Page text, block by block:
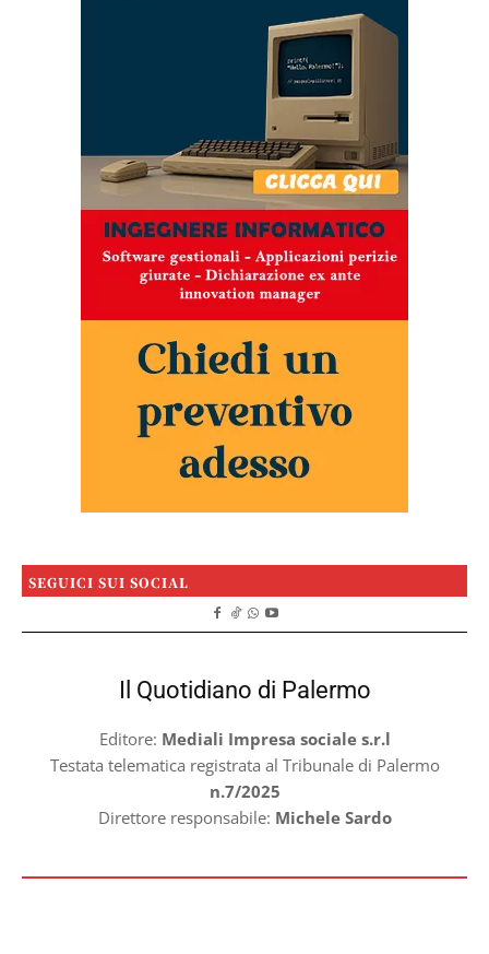
SEGUICI SUI SOCIAL
Il Quotidiano di Palermo
Editore: Mediali Impresa sociale s.r.l
Testata telematica registrata al Tribunale di Palermo
n.7/2025
Direttore responsabile: Michele Sardo